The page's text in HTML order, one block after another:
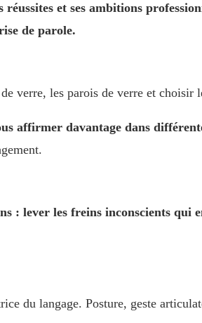
et ses ambitions
de parole.
verre, les parois de verre et choisir
affirmer davantage dans
: lever les freins inconscients qui
du langage. Posture, geste